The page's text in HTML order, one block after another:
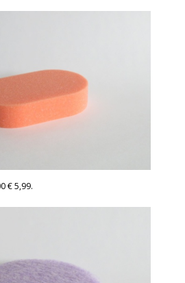
€ 5,99.